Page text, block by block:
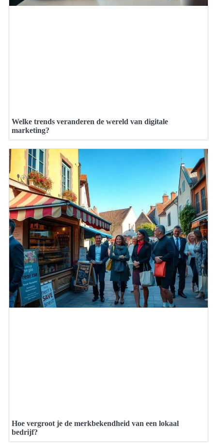
Welke trends veranderen de wereld van digitale
marketing?
Hoe vergroot je de merkbekendheid van een lokaal
bedrijf?